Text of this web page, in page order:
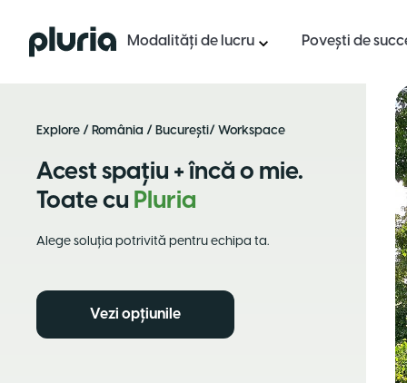
Logo Pluria Modalități de lucru Povești de
Explore / România / București/ Workspace
Acest spațiu + încă o mie.
Toate cu Pluria
Alege soluția potrivită pentru echipa ta.
Vezi opțiunile